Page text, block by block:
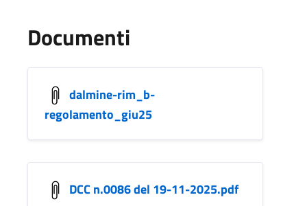
Documenti
dalmine-rim_b-
regolamento_giu25
DCC n.0086 del 19-11-2025.pdf